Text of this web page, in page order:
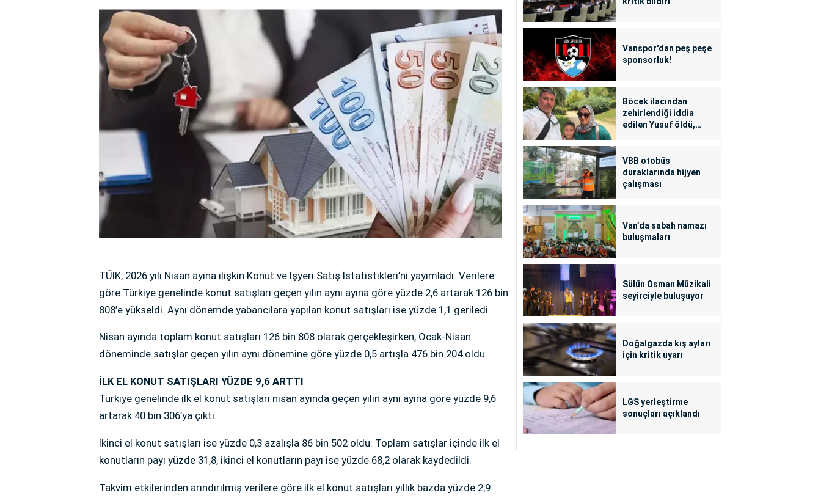
TÜİK, 2026 yılı Nisan ayına ilişkin Konut ve İşyeri Satış İstatistikleri’ni yayımladı. Verilere
göre Türkiye genelinde konut satışları geçen yılın aynı ayına göre yüzde 2,6 artarak 126 bin
808’e yükseldi. Aynı dönemde yabancılara yapılan konut satışları ise yüzde 1,1 geriledi.
Nisan ayında toplam konut satışları 126 bin 808 olarak gerçekleşirken, Ocak-Nisan
döneminde satışlar geçen yılın aynı dönemine göre yüzde 0,5 artışla 476 bin 204 oldu.
İLK EL KONUT SATIŞLARI YÜZDE 9,6 ARTTI
Türkiye genelinde ilk el konut satışları nisan ayında geçen yılın aynı ayına göre yüzde 9,6
artarak 40 bin 306’ya çıktı.
İkinci el konut satışları ise yüzde 0,3 azalışla 86 bin 502 oldu. Toplam satışlar içinde ilk el
konutların payı yüzde 31,8, ikinci el konutların payı ise yüzde 68,2 olarak kaydedildi.
Takvim etkilerinden arındırılmış verilere göre ilk el konut satışları yıllık bazda yüzde 2,9
Vanspor'dan peş peşe
sponsorluk!
Böcek ilacından
zehirlendiği iddia
edilen Yusuf öldü,
VBB otobüs
duraklarında hijyen
çalışması
Van’da sabah namazı
buluşmaları
Sülün Osman Müzikali
seyirciyle buluşuyor
Doğalgazda kış ayları
için kritik uyarı
LGS yerleştirme
sonuçları açıklandı